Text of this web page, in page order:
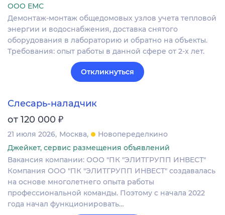
ООО ЕМС
Демонтаж-монтаж общедомовых узлов учета тепловой
энергии и водоснабжения, доставка снятого
оборудования в лабораторию и обратно на объекты.
Требования: опыт работы в данной сфере от 2-х лет.
Откликнуться
Слесарь-наладчик
от 120 000 ₽
21 июля 2026 Москва
Новопеределкино
Джейкет, сервис размещения объявлений
Вакансия компании: ООО "ПК "ЭЛИТГРУПП ИНВЕСТ"
Компания ООО "ПК "ЭЛИТГРУПП ИНВЕСТ" создавалась
на основе многолетнего опыта работы
профессиональной команды. Поэтому с начала 2022
года начал функционировать…